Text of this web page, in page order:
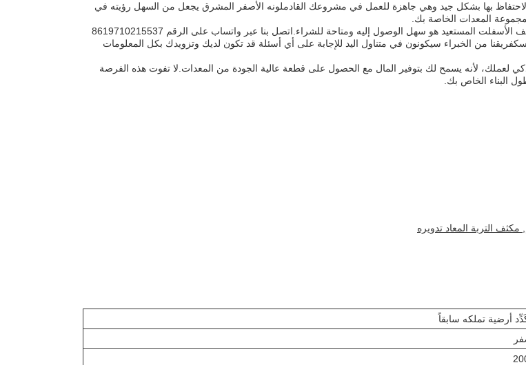
هذا العجلة في عام 2009 تم الاحتفاظ بها بشكل جيد وهي جاهزة للعمل في مشروعك القادملونه الأصفر المشرق يجعل من السهل رؤيته في
المعدات الخاصة بك.
يقع في فينغسيان، شنغهاي، هذا المكثف الأسفلت المستعيد هو سهل الوصول إليه ومتاحة للشراء.اتصل بنا عبر واتساب على الرقم 8619710215537
من الخبراء سيكونون في متناول اليد للإجابة على أي أسئلة قد تكون لديك وتزويدك بكل المعلومات
لعملك، لأنه يسمح لك بتوفير المال مع الحصول على قطعة عالية الجودة من المعدات.لا تفوت هذه الفرصة
البناء الخاص بك.
التربة المعاد تدويره
أرضية تملكه سابقاً